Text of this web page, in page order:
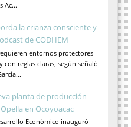
Ac...
la crianza consciente y
de CODHEM
entornos protectores
con reglas claras, según señaló
planta de producción
en Ocoyoacac
Económico inauguró